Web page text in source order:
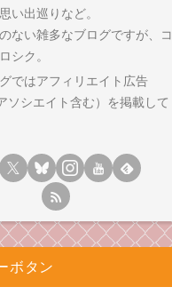
い出巡りなど。
ない雑多なブログですが、コ
シク。
ではアフィリエイト広告
ソシエイト含む）を掲載して
ボタン